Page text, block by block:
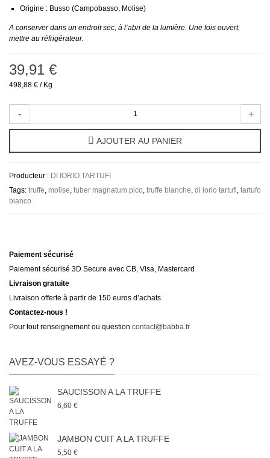
Origine : Busso (Campobasso, Molise)
A conserver dans un endroit sec, à l’abri de la lumière. Une fois ouvert,
mettre au réfrigérateur.
39,91 €
498,88 € / Kg
- +
AJOUTER AU PANIER
Producteur : DI IORIO TARTUFI
Tags: truffe molise tuber magnatum pico truffe blanche di iorio tartufi tartufo
bianco
Paiement sécurisé
Paiement sécurisé 3D Secure avec CB, Visa, Mastercard
Livraison gratuite
Livraison offerte à partir de 150 euros d’achats
Contactez-nous !
Pour tout renseignement ou question contact@babba.fr
AVEZ-VOUS ESSAYÉ ?
SAUCISSON A LA TRUFFE
6,60 €
JAMBON CUIT A LA TRUFFE
5,50 €